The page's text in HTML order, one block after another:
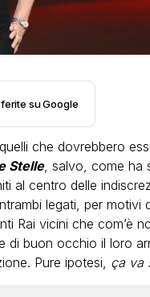
su Google
che dovrebbero
Stelle, salvo, come ha
al centro delle
legati, per motivi
Rai vicini che com’è
di buon occhio il loro
Pure ipotesi, ça va